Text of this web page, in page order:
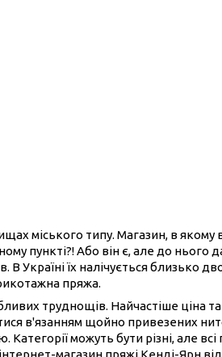
міського типу. Магазин, в
пункті?! Або він є, але до нього
Україні їх налічується близько
пряжа.
труднощів. Найчастіше ціна
в'язанням щойно привезених
можуть бути різні, але
магазин пряжі Кенді-Ярн